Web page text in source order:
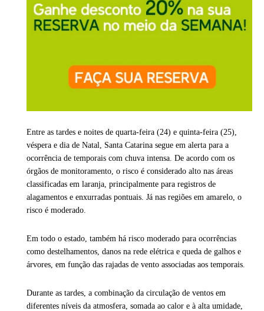
Entre as tardes e noites de quarta-feira (24) e quinta-feira (25),
véspera e dia de Natal, Santa Catarina segue em alerta para a
ocorrência de temporais com chuva intensa. De acordo com os
órgãos de monitoramento, o risco é considerado alto nas áreas
classificadas em laranja, principalmente para registros de
alagamentos e enxurradas pontuais. Já nas regiões em amarelo, o
risco é moderado.
Em todo o estado, também há risco moderado para ocorrências
como destelhamentos, danos na rede elétrica e queda de galhos e
árvores, em função das rajadas de vento associadas aos temporais.
Durante as tardes, a combinação da circulação de ventos em
diferentes níveis da atmosfera, somada ao calor e à alta umidade,